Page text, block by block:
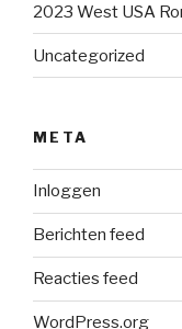
2023 West USA
Uncategorized
META
Inloggen
Berichten feed
Reacties feed
WordPress.org